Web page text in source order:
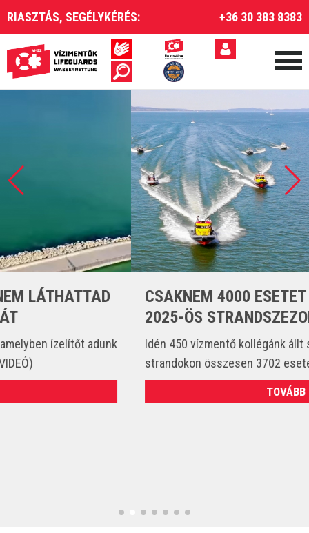
RIASZTÁS, SEGÉLYKÉRÉS: +36 30 383 8383
CSAKNEM 4000 ESETET LÁTTUNK EL A
2025-ÖS STRANDSZEZONBAN
Idén 450 vízmentő kollégánk állt szolgálatba és csak a
strandokon összesen 3702 esetet látott el. (VIDEÓ)